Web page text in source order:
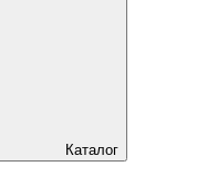
Каталог